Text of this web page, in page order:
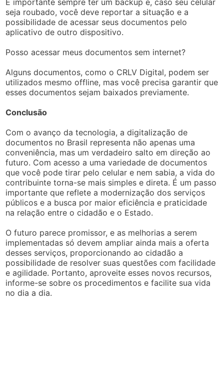
seja roubado, você deve reportar a situação e a
possibilidade de acessar seus documentos pelo
aplicativo de outro dispositivo.
Posso acessar meus documentos sem internet?
Alguns documentos, como o CRLV Digital, podem ser
utilizados mesmo offline, mas você precisa garantir que
esses documentos sejam baixados previamente.
Conclusão
Com o avanço da tecnologia, a digitalização de
documentos no Brasil representa não apenas uma
conveniência, mas um verdadeiro salto em direção ao
futuro. Com acesso a uma variedade de documentos
que você pode tirar pelo celular e nem sabia, a vida do
contribuinte torna-se mais simples e direta. É um passo
importante que reflete a modernização dos serviços
públicos e a busca por maior eficiência e praticidade
na relação entre o cidadão e o Estado.
O futuro parece promissor, e as melhorias a serem
implementadas só devem ampliar ainda mais a oferta
desses serviços, proporcionando ao cidadão a
possibilidade de resolver suas questões com facilidade
e agilidade. Portanto, aproveite esses novos recursos,
informe-se sobre os procedimentos e facilite sua vida
no dia a dia.